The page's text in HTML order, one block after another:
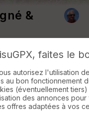
&
faites le
autorisez l'utilisation
au bon fonctionnement
(éventuellement
des annonces pour
offres adaptées à vos